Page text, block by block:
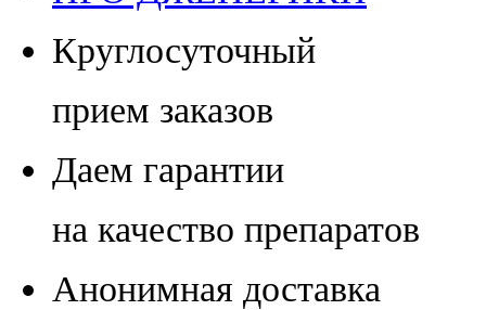
Круглосуточный
прием заказов
Даем гарантии
на качество препаратов
Анонимная доставка